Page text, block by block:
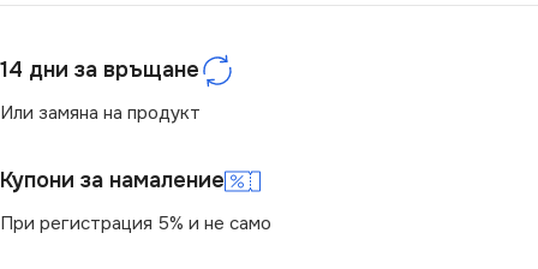
14 дни за връщане
Или замяна на продукт
Купони за намаление
При регистрация 5% и не само